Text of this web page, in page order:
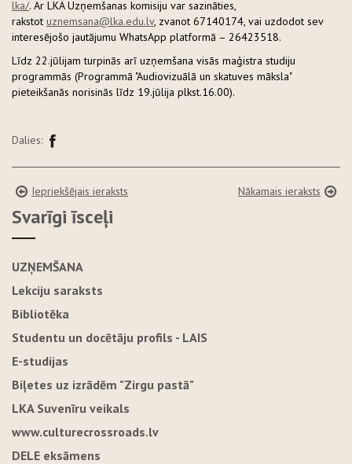
lka/. Ar LKA Uzņemšanas komisiju var sazināties,
rakstot uznemsana@lka.edu.lv, zvanot 67140174, vai uzdodot sev
interesējošo jautājumu WhatsApp platformā – 26423518.
Līdz 22.jūlijam turpinās arī uzņemšana visās maģistra studiju
programmās (Programmā "Audiovizuālā un skatuves māksla"
pieteikšanās norisinās līdz 19.jūlija plkst.16.00).
Dalies:
Iepriekšējais ieraksts Nākamais ieraksts
Svarīgi īsceļi
UZŅEMŠANA
Lekciju saraksts
Bibliotēka
Studentu un docētāju profils - LAIS
E-studijas
Biļetes uz izrādēm "Zirgu pastā"
LKA Suvenīru veikals
www.culturecrossroads.lv
DELE eksāmens